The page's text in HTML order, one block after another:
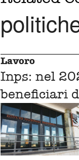
Lavoro
Inps: nel
beneficiari